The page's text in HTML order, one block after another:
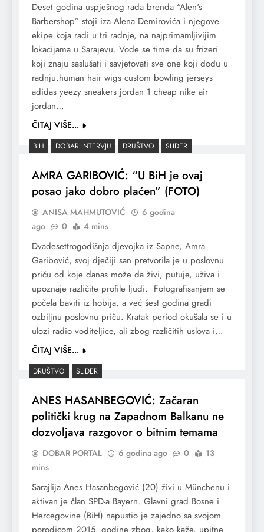
Deset godina uspješnog rada brenda “Alen's
Barbershop” stoji iza Alena Demirovića i njegove
ekipe koja radi u tri radnje, na najprimamljivijim
lokacijama u Sarajevu. Vode se time da su frizeri
koji znaju saslušati i savjetovati sve one koji dođu u
radnju.human hair wigs custom bowling jerseys
adidas yeezy sneakers jordan 1 cheap nike air
jordan…
ČITAJ VIŠE...
BIH DOBAR INTERVJU DRUŠTVO SLIDER
AMRA GARIBOVIĆ: “U BiH je ovaj
posao jako dobro plaćen” (FOTO)
ANISA MAHMUTOVIĆ
6 godina
ago
0 4 mins
Dvadesettrogodišnja djevojka iz Sapne, Amra
Garibović, svoj dječiji san pretvorila je u poslovnu
priču od koje danas može da živi, putuje, uživa i
upoznaje različite profile ljudi. Fotografisanjem se
počela baviti iz hobija, a već šest godina gradi
ozbiljnu poslovnu priču. Kratak period okušala se i u
ulozi radio voditeljice, ali zbog različitih uslova i…
ČITAJ VIŠE...
DRUŠTVO SLIDER
ANES HASANBEGOVIĆ: Začaran
politički krug na Zapadnom Balkanu ne
dozvoljava razgovor o bitnim temama
DOBAR PORTAL 6 godina ago 0
13
mins
Sarajlija Anes Hasanbegović (20) živi u Münchenu i
aktivan je član SPD-a Bayern. Glavni grad Bosne i
Hercegovine (BiH) napustio je zajedno sa svojom